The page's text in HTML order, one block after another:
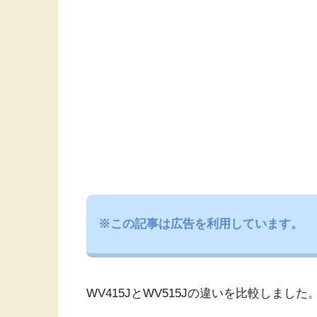
※この記事は広告を利用しています。
WV415JとWV515Jの違いを比較しました